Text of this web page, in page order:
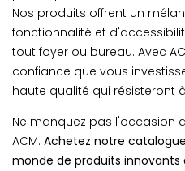
Nos produits offrent un
fonctionnalité et
tout foyer ou bureau. Avec
confiance que vous
haute qualité qui résisteront
Ne manquez pas l'occasion
ACM. Achetez notre
monde de produits